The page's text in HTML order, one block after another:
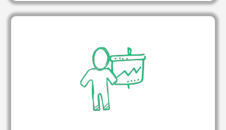
Négociation des enveloppes
gestion des relations avec l'ensemble des
Articulation des dispositifs